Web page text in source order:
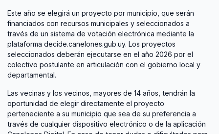
Este año se elegirá un proyecto por municipio, que serán
financiados con recursos municipales y seleccionados a
través de un sistema de votación electrónica mediante la
plataforma decide.canelones.gub.uy. Los proyectos
seleccionados deberán ejecutarse en el año 2026 por el
colectivo postulante en articulación con el gobierno local y
departamental.
Las vecinas y los vecinos, mayores de 14 años, tendrán la
oportunidad de elegir directamente el proyecto
perteneciente a su municipio que sea de su preferencia a
través de cualquier dispositivo electrónico o de la aplicación